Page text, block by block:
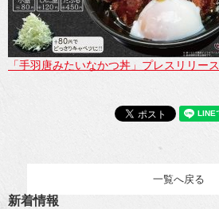
「手羽唐みたいなかつ丼」プレスリリース
一覧へ戻る
新着情報